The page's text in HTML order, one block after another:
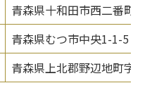
青森県十和田市西二番町
青森県むつ市中央1-1-5
青森県上北郡野辺地町字